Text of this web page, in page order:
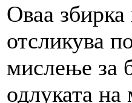
Оваа
отсликува
мислење за
одлуката